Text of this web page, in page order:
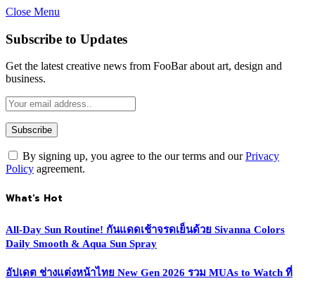
Close Menu
Subscribe to Updates
Get the latest creative news from FooBar about art, design and
business.
By signing up, you agree to the our terms and ourPrivacy
Policy agreement.
What's Hot
All-Day Sun Routine! กันแดดเช้าจรดเย็นด้วย Sivanna Colors
Daily Smooth & Aqua Sun Spray
อัปเดต ช่างแต่งหน้าไทย New Gen 2026 รวม MUAs to Watch ที่